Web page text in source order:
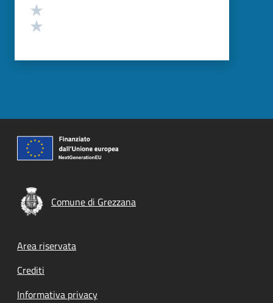
Comune di Grezzana
Footer menu
Area riservata
Crediti
Informativa privacy